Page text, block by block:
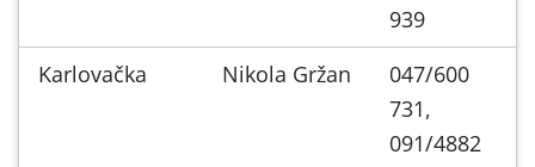
939
Karlovačka
Nikola Gržan
047/600
731,
091/4882